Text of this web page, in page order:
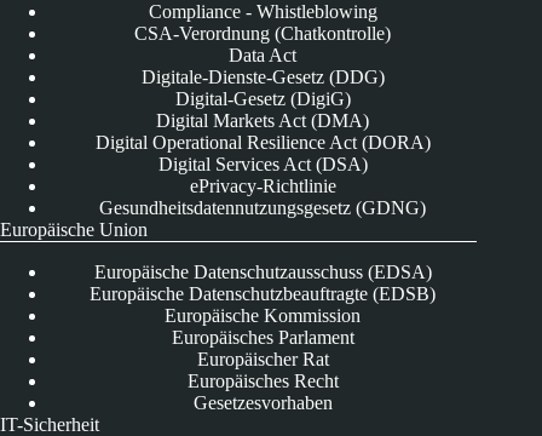
Compliance - Whistleblowing
CSA-Verordnung (Chatkontrolle)
Data Act
Digitale-Dienste-Gesetz (DDG)
Digital-Gesetz (DigiG)
Digital Markets Act (DMA)
Digital Operational Resilience Act (DORA)
Digital Services Act (DSA)
ePrivacy-Richtlinie
Gesundheitsdatennutzungsgesetz (GDNG)
Europäische Union
Europäische Datenschutzausschuss (EDSA)
Europäische Datenschutzbeauftragte (EDSB)
Europäische Kommission
Europäisches Parlament
Europäischer Rat
Europäisches Recht
Gesetzesvorhaben
IT-Sicherheit